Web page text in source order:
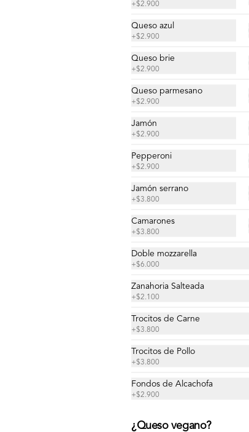
+$2.900
Queso azul
+$2.900
Queso brie
+$2.900
Queso parmesano
+$2.900
Jamón
+$2.900
Pepperoni
+$2.900
Jamón serrano
+$3.800
Camarones
+$3.800
Doble mozzarella
+$6.000
Zanahoria Salteada
+$2.100
Trocitos de Carne
+$3.800
Trocitos de Pollo
+$3.800
Fondos de Alcachofa
+$2.900
¿Queso vegano?